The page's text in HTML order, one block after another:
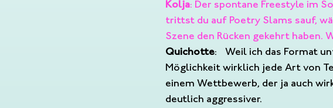
Kolja: Der spontane Freestyle im
trittst du auf Poetry Slams sauf,
Szene den Rücken gekehrt haben.
Quichotte:  Weil ich das Format
Möglichkeit wirklich jede Art von
einem Wettbewerb, der ja auch
deutlich aggressiver.